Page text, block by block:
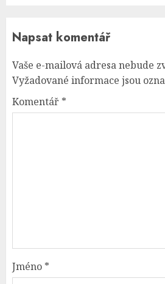
Napsat komentář
Vaše e-mailová adresa nebude
Vyžadované informace jsou
Komentář *
Jméno *